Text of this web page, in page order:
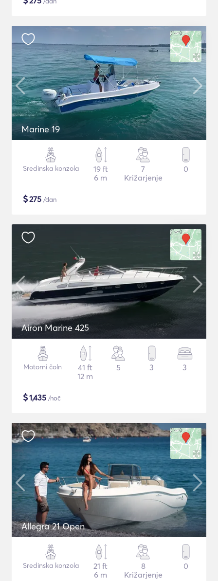
Marine 19
Sredinska konzola
19 ft
6 m
7
Križarjenje
0
$275 /dan
Airon Marine 425
Motorni čoln
41 ft
12 m
5 3 3
$1,435 /noč
Allegra 21 Open
Sredinska konzola
21 ft
6 m
8
Križarjenje
0